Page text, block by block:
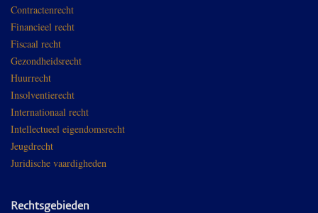
Contractenrecht
Financieel recht
Fiscaal recht
Gezondheidsrecht
Huurrecht
Insolventierecht
Internationaal recht
Intellectueel eigendomsrecht
Jeugdrecht
Juridische vaardigheden
Rechtsgebieden